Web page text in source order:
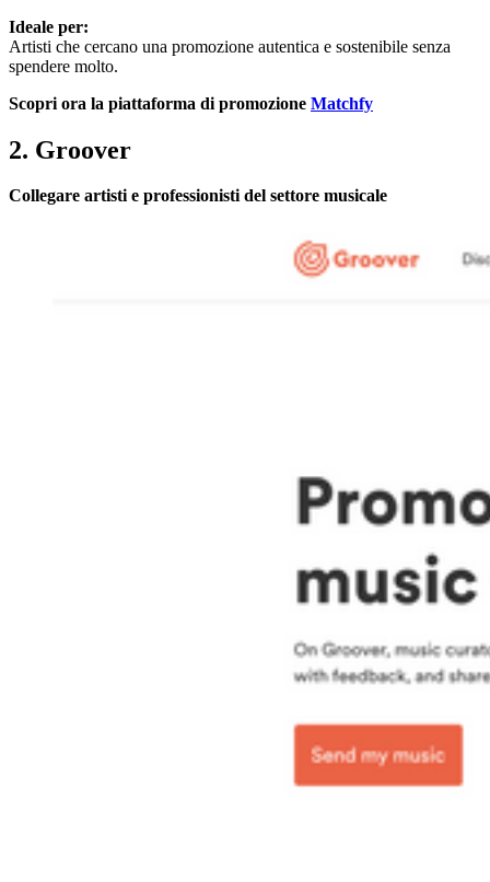
Ideale per:
Artisti che cercano una promozione autentica e sostenibile senza
spendere molto.
Scopri ora la piattaforma di promozione Matchfy
2. Groover
Collegare artisti e professionisti del settore musicale